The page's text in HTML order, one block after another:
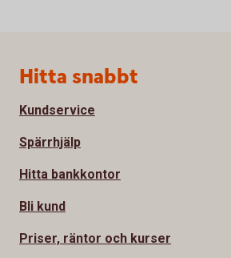
Sidfot
Hitta snabbt
Kundservice
Spärrhjälp
Hitta bankkontor
Bli kund
Priser, räntor och kurser